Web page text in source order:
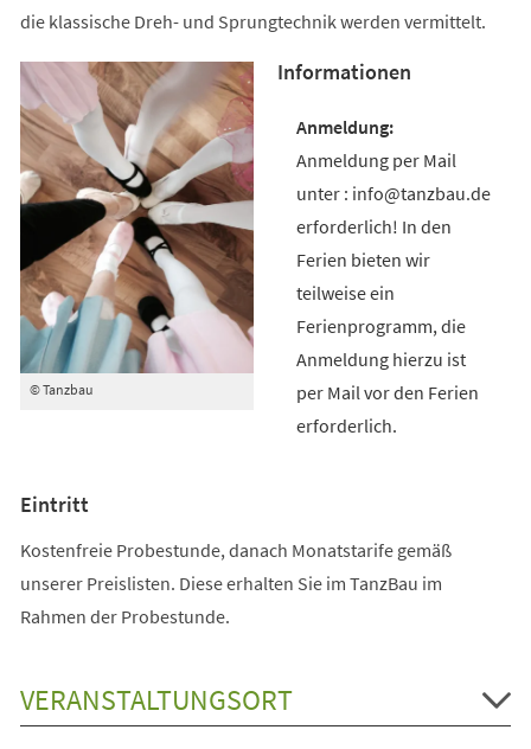
die klassische Dreh- und Sprungtechnik werden vermittelt.
© Tanzbau
Informationen
Anmeldung per Mail
unter : info@tanzbau.de
erforderlich! In den
Ferien bieten wir
teilweise ein
Ferienprogramm, die
Anmeldung hierzu ist
per Mail vor den Ferien
erforderlich.
Eintritt
Kostenfreie Probestunde, danach Monatstarife gemäß
unserer Preislisten. Diese erhalten Sie im TanzBau im
Rahmen der Probestunde.
VERANSTALTUNGSORT